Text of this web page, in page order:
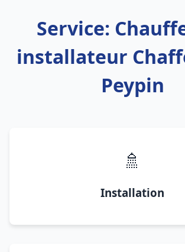
Service:
installateur
Peypin
🚿
Installation